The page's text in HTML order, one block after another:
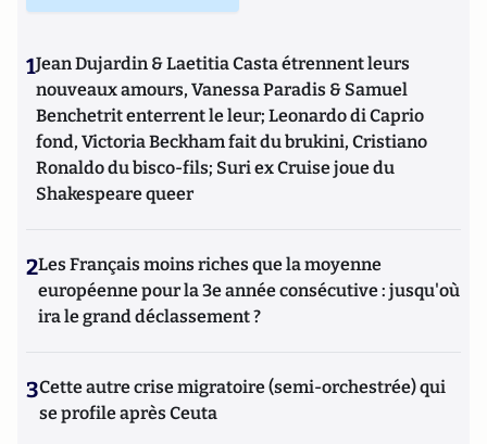
1Jean Dujardin & Laetitia Casta étrennent leurs
nouveaux amours, Vanessa Paradis & Samuel
Benchetrit enterrent le leur; Leonardo di Caprio
fond, Victoria Beckham fait du brukini, Cristiano
Ronaldo du bisco-fils; Suri ex Cruise joue du
Shakespeare queer
2Les Français moins riches que la moyenne
européenne pour la 3e année consécutive : jusqu'où
ira le grand déclassement ?
3Cette autre crise migratoire (semi-orchestrée) qui
se profile après Ceuta